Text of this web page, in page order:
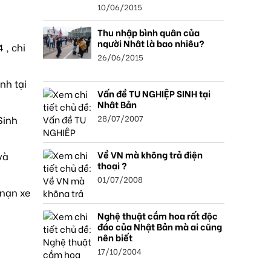
, chi
tại
xe
10/06/2015
Thu nhập bình quân của
người Nhật là bao nhiêu?
26/06/2015
Vấn đề TU NGHIỆP SINH tại
Nhật Bản
28/07/2007
Về VN mà không trả điện
thoại ?
01/07/2008
Nghệ thuật cắm hoa rất độc
đáo của Nhật Bản mà ai cũng
nên biết
17/10/2004